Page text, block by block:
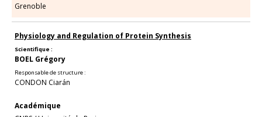
Grenoble
Physiology and Regulation of Protein Synthesis
Scientifique :
BOEL Grégory
Responsable de structure :
CONDON Ciarán
Académique